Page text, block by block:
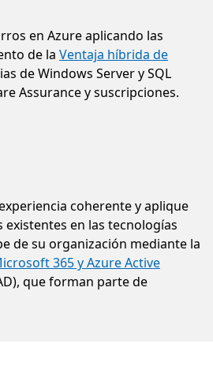
en Azure aplicando las
de la Ventaja híbrida de
de Windows Server y SQL
Assurance y suscripciones.
coherente y aplique
en las tecnologías
de su organización mediante la
365 y Azure Active
que forman parte de